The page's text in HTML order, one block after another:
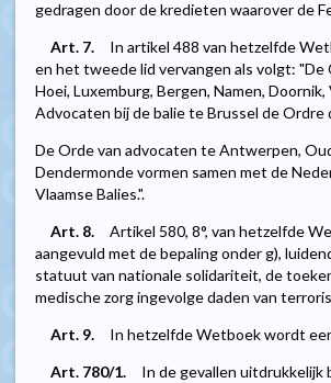
gedragen door de kredieten waarover de
Art. 7.
In artikel 488 van hetzelfde
en het tweede lid vervangen als volgt: "De
Hoei, Luxemburg, Bergen, Namen,
Advocaten bij de balie te Brussel de
De Orde van advocaten te Antwerpen,
Dendermonde vormen samen met de
Vlaamse Balies.".
Art. 8.
Artikel 580, 8°, van hetzelfde
aangevuld met de bepaling onder g),
statuut van nationale solidariteit, de
medische zorg ingevolge daden van
Art. 9.
In hetzelfde Wetboek wordt
Art. 780/1.
In de gevallen uitdrukkelijk